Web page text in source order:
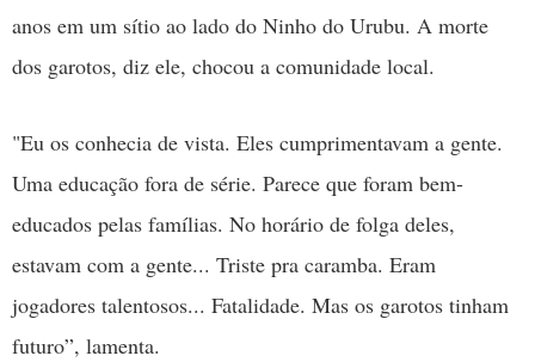
anos em um sítio ao lado do Ninho do Urubu. A morte
dos garotos, diz ele, chocou a comunidade local.
"Eu os conhecia de vista. Eles cumprimentavam a gente.
Uma educação fora de série. Parece que foram bem-
educados pelas famílias. No horário de folga deles,
estavam com a gente... Triste pra caramba. Eram
jogadores talentosos... Fatalidade. Mas os garotos tinham
futuro”, lamenta.